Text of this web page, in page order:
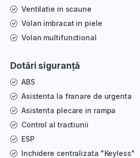
Ventilatie in scaune
Volan imbracat in piele
Volan multifunctional
Dotări siguranță
ABS
Asistenta la franare de urgenta
Asistenta plecare in rampa
Control al tractiunii
ESP
Inchidere centralizata "Keyless"